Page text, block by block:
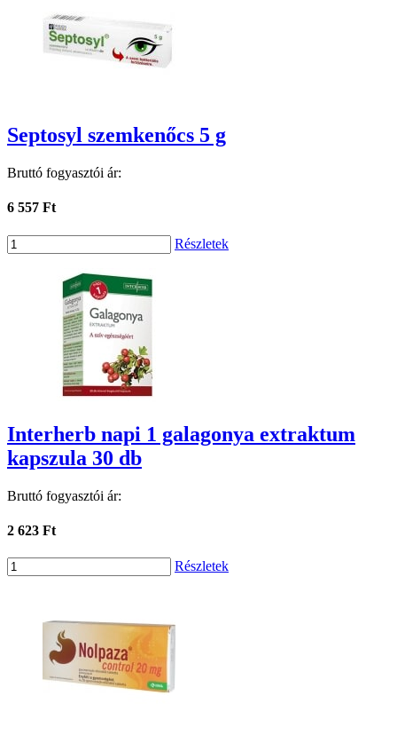
Septosyl szemkenőcs 5 g
Bruttó fogyasztói ár:
6 557 Ft
Részletek
Interherb napi 1 galagonya extraktum
kapszula 30 db
Bruttó fogyasztói ár:
2 623 Ft
Részletek